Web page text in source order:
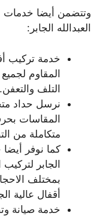
وتتضمن أيضا خدمات
العبدالله الجابر:
خدمة تركيب
المقاوم
التلف والتعفن.
نرسل حداد
المقاسات
متكاملة من
كما نوفر أيضا
الجابر
بمختلف
أقفال عالية
خدمة صيانة